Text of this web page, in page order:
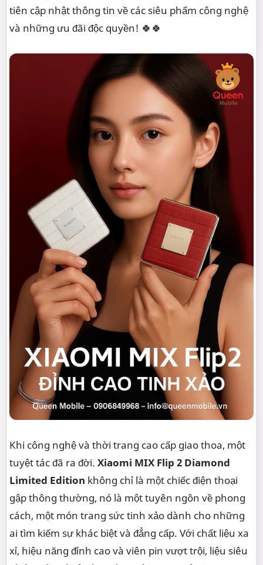
tiên cập nhật thông tin về các siêu phẩm công nghệ
và những ưu đãi độc quyền! 🍀🍀
Khi công nghệ và thời trang cao cấp giao thoa, một
tuyệt tác đã ra đời. Xiaomi MIX Flip 2 Diamond
Limited Edition không chỉ là một chiếc điện thoại
gập thông thường, nó là một tuyên ngôn về phong
cách, một món trang sức tinh xảo dành cho những
ai tìm kiếm sự khác biệt và đẳng cấp. Với chất liệu xa
xỉ, hiệu năng đỉnh cao và viên pin vượt trội, liệu siêu